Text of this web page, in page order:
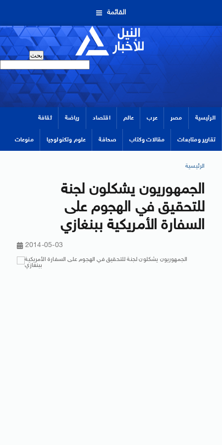
القائمة
الرئيسية مصر عرب عالم اقتصاد رياضة ثقافة
تقارير ومتابعات مقالات وكتاب صحافة علوم وتكنولوجيا منوعات
الرئيسية
الجمهوريون يشكلون لجنة
للتحقيق في الهجوم على
السفارة الأمريكية ببنغازي
2014-05-03